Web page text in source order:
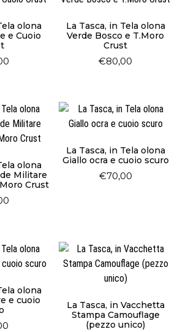
olona
e Cuoio
La Tasca, in Tela olona
Verde Bosco e T.Moro
Crust
€80,00
olona
Militare
Crust
La Tasca, in Tela olona
Giallo ocra e cuoio scuro
€70,00
olona
e cuoio
La Tasca, in Vacchetta
Stampa Camouflage
(pezzo unico)